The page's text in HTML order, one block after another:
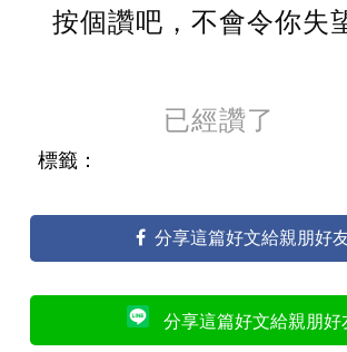
按個讚吧，不會令你失
已經讚了
標籤：
分享這篇好文給親朋好友
分享這篇好文給親朋好